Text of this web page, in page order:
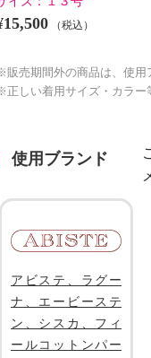
（税込）
販売期間外の商品は、使用
正しい着用サイズ・カラー
使用ブランド
アビステ、ラグー
ナ、エービーステ
ン、シスカ、フィ
ールコットンパー